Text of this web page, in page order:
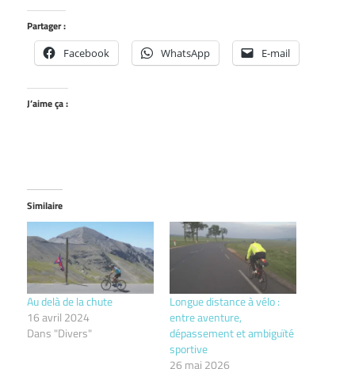
Partager :
Facebook WhatsApp E-mail
J’aime ça :
Similaire
Au delà de la chute
16 avril 2024
Dans "Divers"
Longue distance à vélo :
entre aventure,
dépassement et ambiguïté
sportive
26 mai 2026